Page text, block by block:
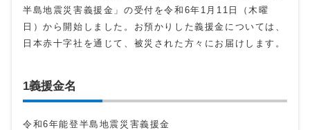
半島地震災害義援金」の受付を令和6年1月11日（木曜
日）から開始しました。お預かりした義援⾦については、
⽇本⾚十字社を通じて、被災された⽅々にお届けします。
1義援金名
令和6年能登半島地震災害義援金